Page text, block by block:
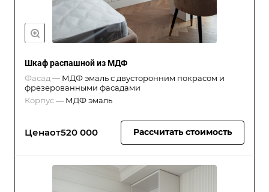
Шкаф распашной из МДФ
Фасад — МДФ эмаль с двусторонним покрасом и
фрезерованными фасадами
Корпус— МДФ эмаль
Ценаот520 000 Рассчитать стоимость